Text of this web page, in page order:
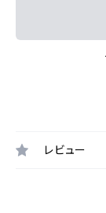
レビュー